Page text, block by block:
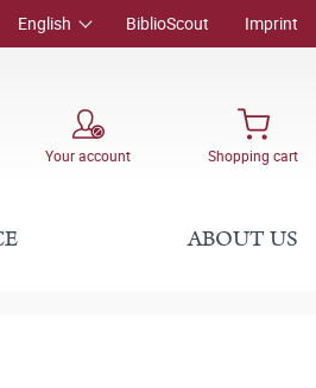
English BiblioScout Imprint
Your account Shopping cart
ABOUT US